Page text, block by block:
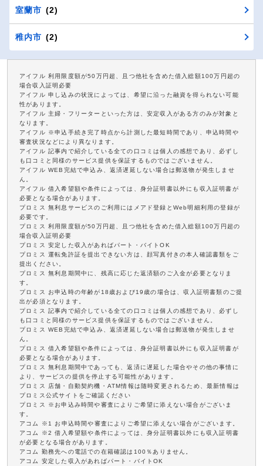
室蘭市 (2)
稚内市 (2)
アイフル 利用限度額が50万円超、且つ他社を含めた借入総額100万円超の
場合収入証明必要
アイフル 申し込みの状況によっては、希望に沿った融資を得られない可能
性があります。
アイフル 主婦・フリーターといった方は、安定収入がある方のみが対象と
なります。
アイフル ※申込手続き完了時点から計測した最短時間であり、申込時間や
審査状況などにより異なります。
アイフル 記事内で紹介している全ての口コミは個人の感想であり、必ずし
も口コミと同様のサービス提供を保証するものではございません。
アイフル WEB完結で申込み、返済遅延しない場合は郵送物が発生しませ
ん。
アイフル 借入希望額や条件によっては、身分証明書以外にも収入証明書が
必要となる場合があります。
プロミス 無利息サービスのご利用にはメアド登録とWeb明細利用の登録が
必要です。
プロミス 利用限度額が50万円超、且つ他社を含めた借入総額100万円超の
場合収入証明必要
プロミス 安定した収入があればパート・バイトOK
プロミス 運転免許証を提出できない方は、顔写真付きの本人確認書類をご
提出ください。
プロミス 無利息期間中に、残高に応じた返済額のご入金が必要となりま
す。
プロミス お申込時の年齢が18歳および19歳の場合は、収入証明書類のご提
出が必須となります。
プロミス 記事内で紹介している全ての口コミは個人の感想であり、必ずし
も口コミと同様のサービス提供を保証するものではございません。
プロミス WEB完結で申込み、返済遅延しない場合は郵送物が発生しませ
ん。
プロミス 借入希望額や条件によっては、身分証明書以外にも収入証明書が
必要となる場合があります。
プロミス 無利息期間中であっても、返済に遅延した場合やその他の事情に
より、サービスの提供を停止する可能性があります。
プロミス 店舗・自動契約機・ATM情報は随時変更されるため、最新情報は
プロミス公式サイトをご確認ください
プロミス ※お申込み時間や審査によりご希望に添えない場合がございま
す。
アコム ※1 お申込時間や審査によりご希望に添えない場合がございます。
アコム ※2 借入希望額や条件によっては、身分証明書以外にも収入証明書
が必要となる場合があります。
アコム 勤務先への電話での在籍確認は100％ありません。
アコム 安定した収入があればパート・バイトOK